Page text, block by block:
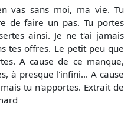
vas sans moi, ma vie. Tu
de faire un pas. Tu portes
ainsi. Je ne t'ai jamais
tes offres. Le petit peu que
A cause de ce manque,
à presque l'infini... A cause
tu n'apportes. Extrait de